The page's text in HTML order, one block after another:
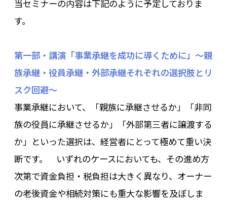
当セミナーの内容は下記のように予定しておりま
す。
第一部・講演「事業承継を成功に導くために」～親
族承継・役員承継・外部承継それぞれの選択肢とリ
スク回避～
事業承継において、「親族に承継させるか」「非同
族の役員に承継させるか」「外部第三者に譲渡する
か」といった選択は、経営者にとって極めて重い決
断です。 いずれのケースにおいても、その進め方
次第で資金負担・税負担は大きく異なり、オーナー
の老後資金や相続対策にも重大な影響を及ぼしま